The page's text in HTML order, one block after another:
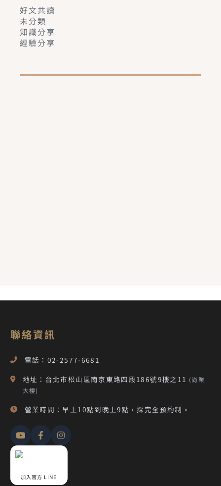
好文共讀
未分類
知識分享
經驗分享
聯絡資訊
電話：02-2577-6681
地址：台北市松山區南京東路四段186號9樓之11 (尚業
大樓)
營業時間：早上10點到晚上9點，採完全預約制。
加入官方 LINE